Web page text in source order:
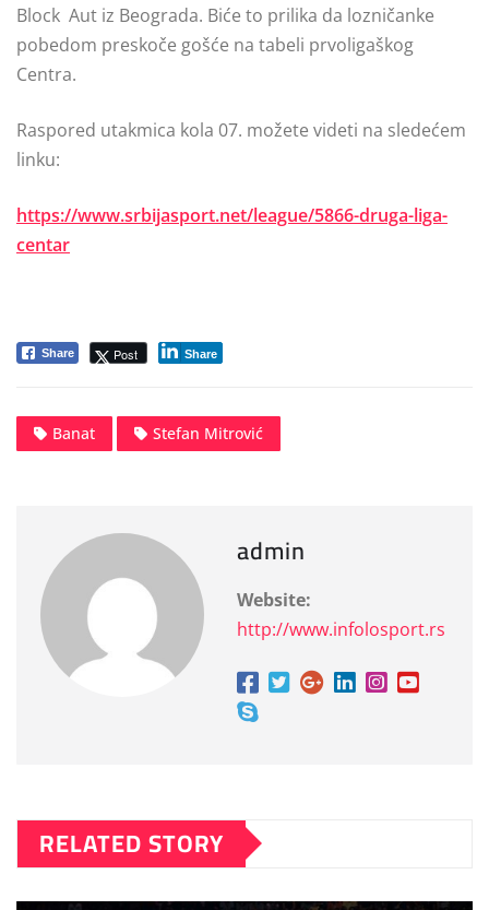
Block Aut iz Beograda. Biće to prilika da lozničanke
pobedom preskoče gošće na tabeli prvoligaškog
Centra.
Raspored utakmica kola 07. možete videti na sledećem
linku:
https://www.srbijasport.net/league/5866-druga-liga-
centar
Share Post Share
Banat Stefan Mitrović
admin
Website:
http://www.infolosport.rs
RELATED STORY